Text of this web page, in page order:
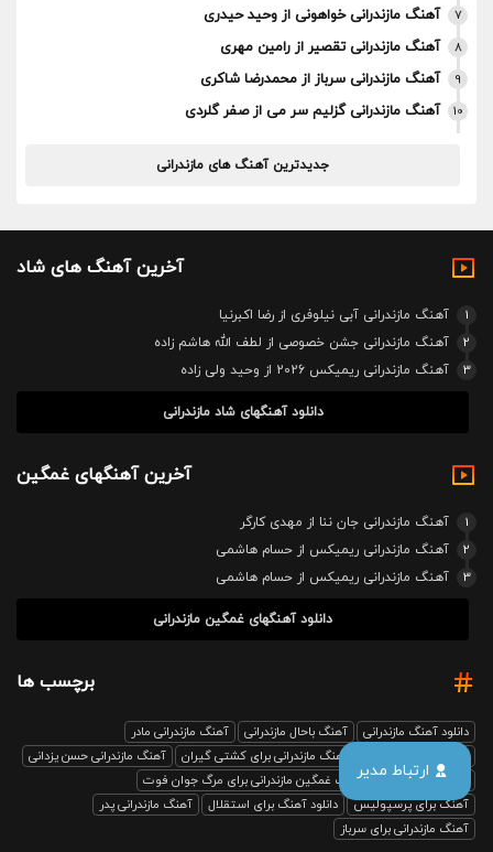
ارتباط مدیر
7 آهنگ مازندرانی خواهونی از وحید حیدری
8 آهنگ مازندرانی تقصیر از رامین مهری
9 آهنگ مازندرانی سرباز از محمدرضا شاکری
10 آهنگ مازندرانی گزلیم سر می از صفر گلردی
جدیدترین آهنگ های مازندرانی
آخرین آهنگ های شاد
1
آهنگ مازندرانی آبی نیلوفری از رضا اکبرنیا
2
آهنگ مازندرانی جشن خصوصی از لطف الله هاشم زاده
3
آهنگ مازندرانی ریمیکس 2026 از وحید ولی زاده
دانلود آهنگهای شاد مازندرانی
آخرین آهنگهای غمگین
1
آهنگ مازندرانی جان ننا از مهدی کارگر
2
آهنگ مازندرانی ریمیکس از حسام هاشمی
3
آهنگ مازندرانی ریمیکس از حسام هاشمی
دانلود آهنگهای غمگین مازندرانی
برچسب ها
دانلود آهنگ مازندرانی آهنگ باحال مازندرانی
آهنگ مازندرانی مادر
آهنگ مازندرانی برای کشتی گیران
آهنگ مازندرانی حسن یزدانی
بابل صدا ریمیکس
آهنگ غمگین مازندرانی برای مرگ جوان فوت
آهنگ برای پرسپولیس
دانلود آهنگ برای استقلال
آهنگ مازندرانی پدر
آهنگ مازندرانی برای سرباز